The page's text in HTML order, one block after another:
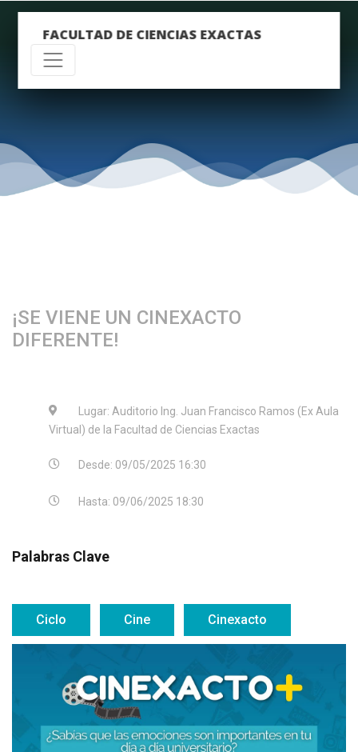
FACULTAD DE CIENCIAS EXACTAS
¡SE VIENE UN CINEXACTO
DIFERENTE!
Lugar: Auditorio Ing. Juan Francisco Ramos (Ex Aula
Virtual) de la Facultad de Ciencias Exactas
Desde: 09/05/2025 16:30
Hasta: 09/06/2025 18:30
Palabras Clave
Ciclo Cine Cinexacto